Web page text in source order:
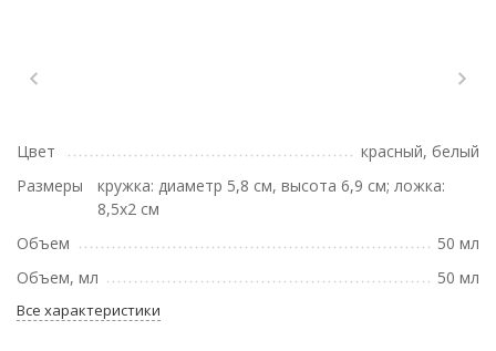
Цвет
красный, белый
Размеры
кружка: диаметр 5,8 см, высота 6,9 см; ложка:
8,5x2 см
Объем
50 мл
Объем, мл
50 мл
Все характеристики